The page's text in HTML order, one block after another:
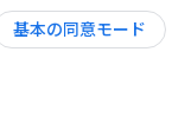
基本の同意モード